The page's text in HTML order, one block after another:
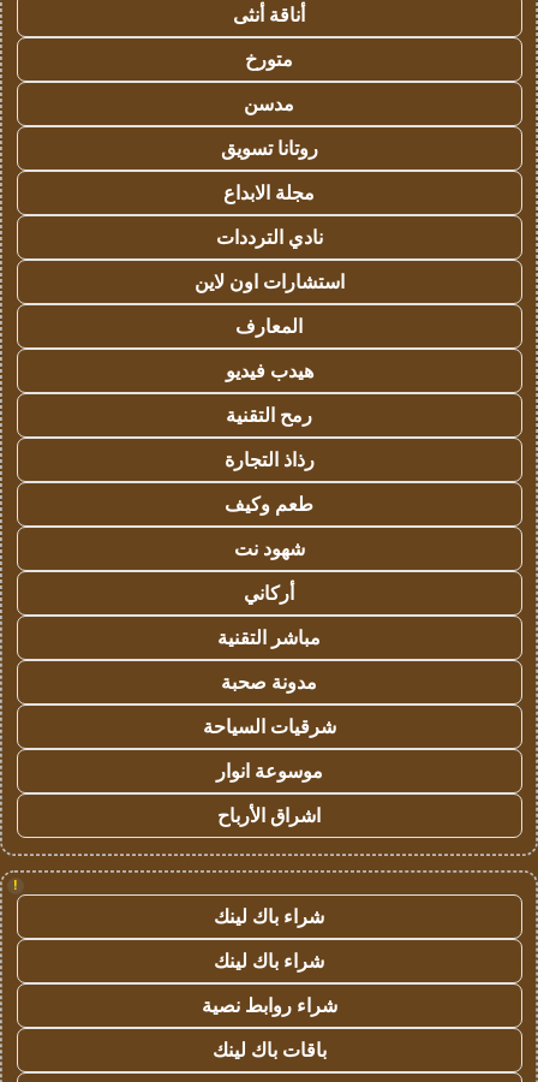
أناقة أنثى
متورخ
مدسن
روتانا تسويق
مجلة الابداع
نادي الترددات
استشارات اون لاين
المعارف
هيدب فيديو
رمح التقنية
رذاذ التجارة
طعم وكيف
شهود نت
أركاني
مباشر التقنية
مدونة صحبة
شرقيات السياحة
موسوعة انوار
اشراق الأرباح
!
شراء باك لينك
شراء باك لينك
شراء روابط نصية
باقات باك لينك